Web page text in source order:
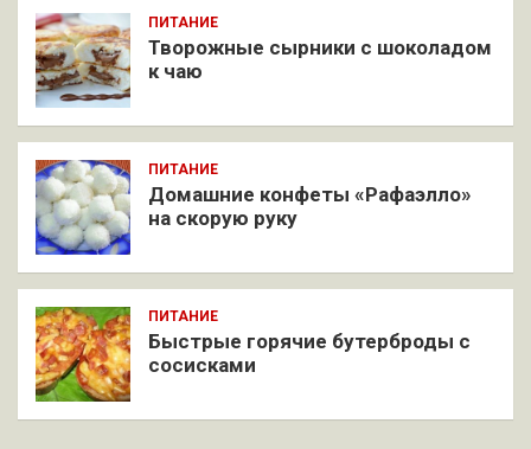
ПИТАНИЕ
Творожные сырники с шоколадом
к чаю
ПИТАНИЕ
Домашние конфеты «Рафаэлло»
на скорую руку
ПИТАНИЕ
Быстрые горячие бутерброды с
сосисками